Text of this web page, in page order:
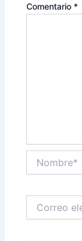
Comentario *
electrónico*